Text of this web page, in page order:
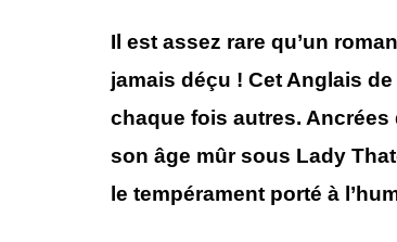
Il est assez rare qu’un
jamais déçu ! Cet Anglais
chaque fois autres.
son âge mûr sous Lady
le tempérament porté à